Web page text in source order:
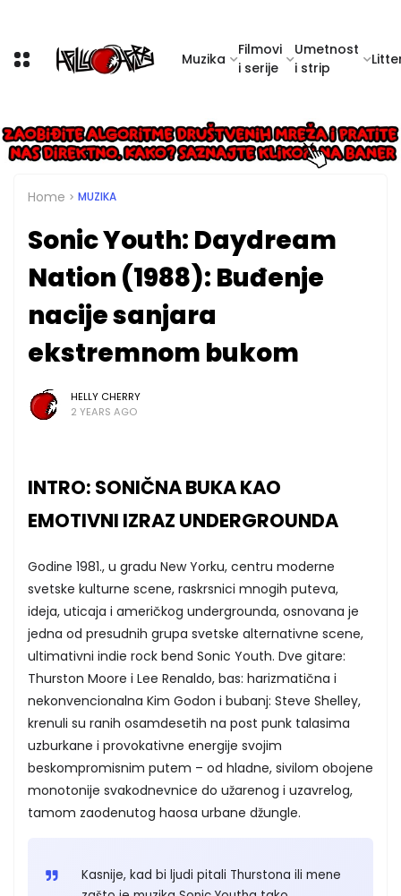
Muzika
Filmovi
i serije
Umetnost
i strip
Home MUZIKA
Sonic Youth: Daydream
Nation (1988): Buđenje
nacije sanjara
ekstremnom bukom
HELLY CHERRY
2 YEARS AGO
INTRO: SONIČNA BUKA KAO
EMOTIVNI IZRAZ UNDERGROUNDA
Godine 1981., u gradu New Yorku, centru moderne
svetske kulturne scene, raskrsnici mnogih puteva,
ideja, uticaja i američkog undergrounda, osnovana je
jedna od presudnih grupa svetske alternativne scene,
ultimativni indie rock bend Sonic Youth. Dve gitare:
Thurston Moore i Lee Renaldo, bas: harizmatična i
nekonvencionalna Kim Godon i bubanj: Steve Shelley,
krenuli su ranih osamdesetih na post punk talasima
uzburkane i provokativne energije svojim
beskompromisnim putem – od hladne, sivilom obojene
monotonije svakodnevnice do užarenog i uzavrelog,
tamom zaodenutog haosa urbane džungle.
Kasnije, kad bi ljudi pitali Thurstona ili mene